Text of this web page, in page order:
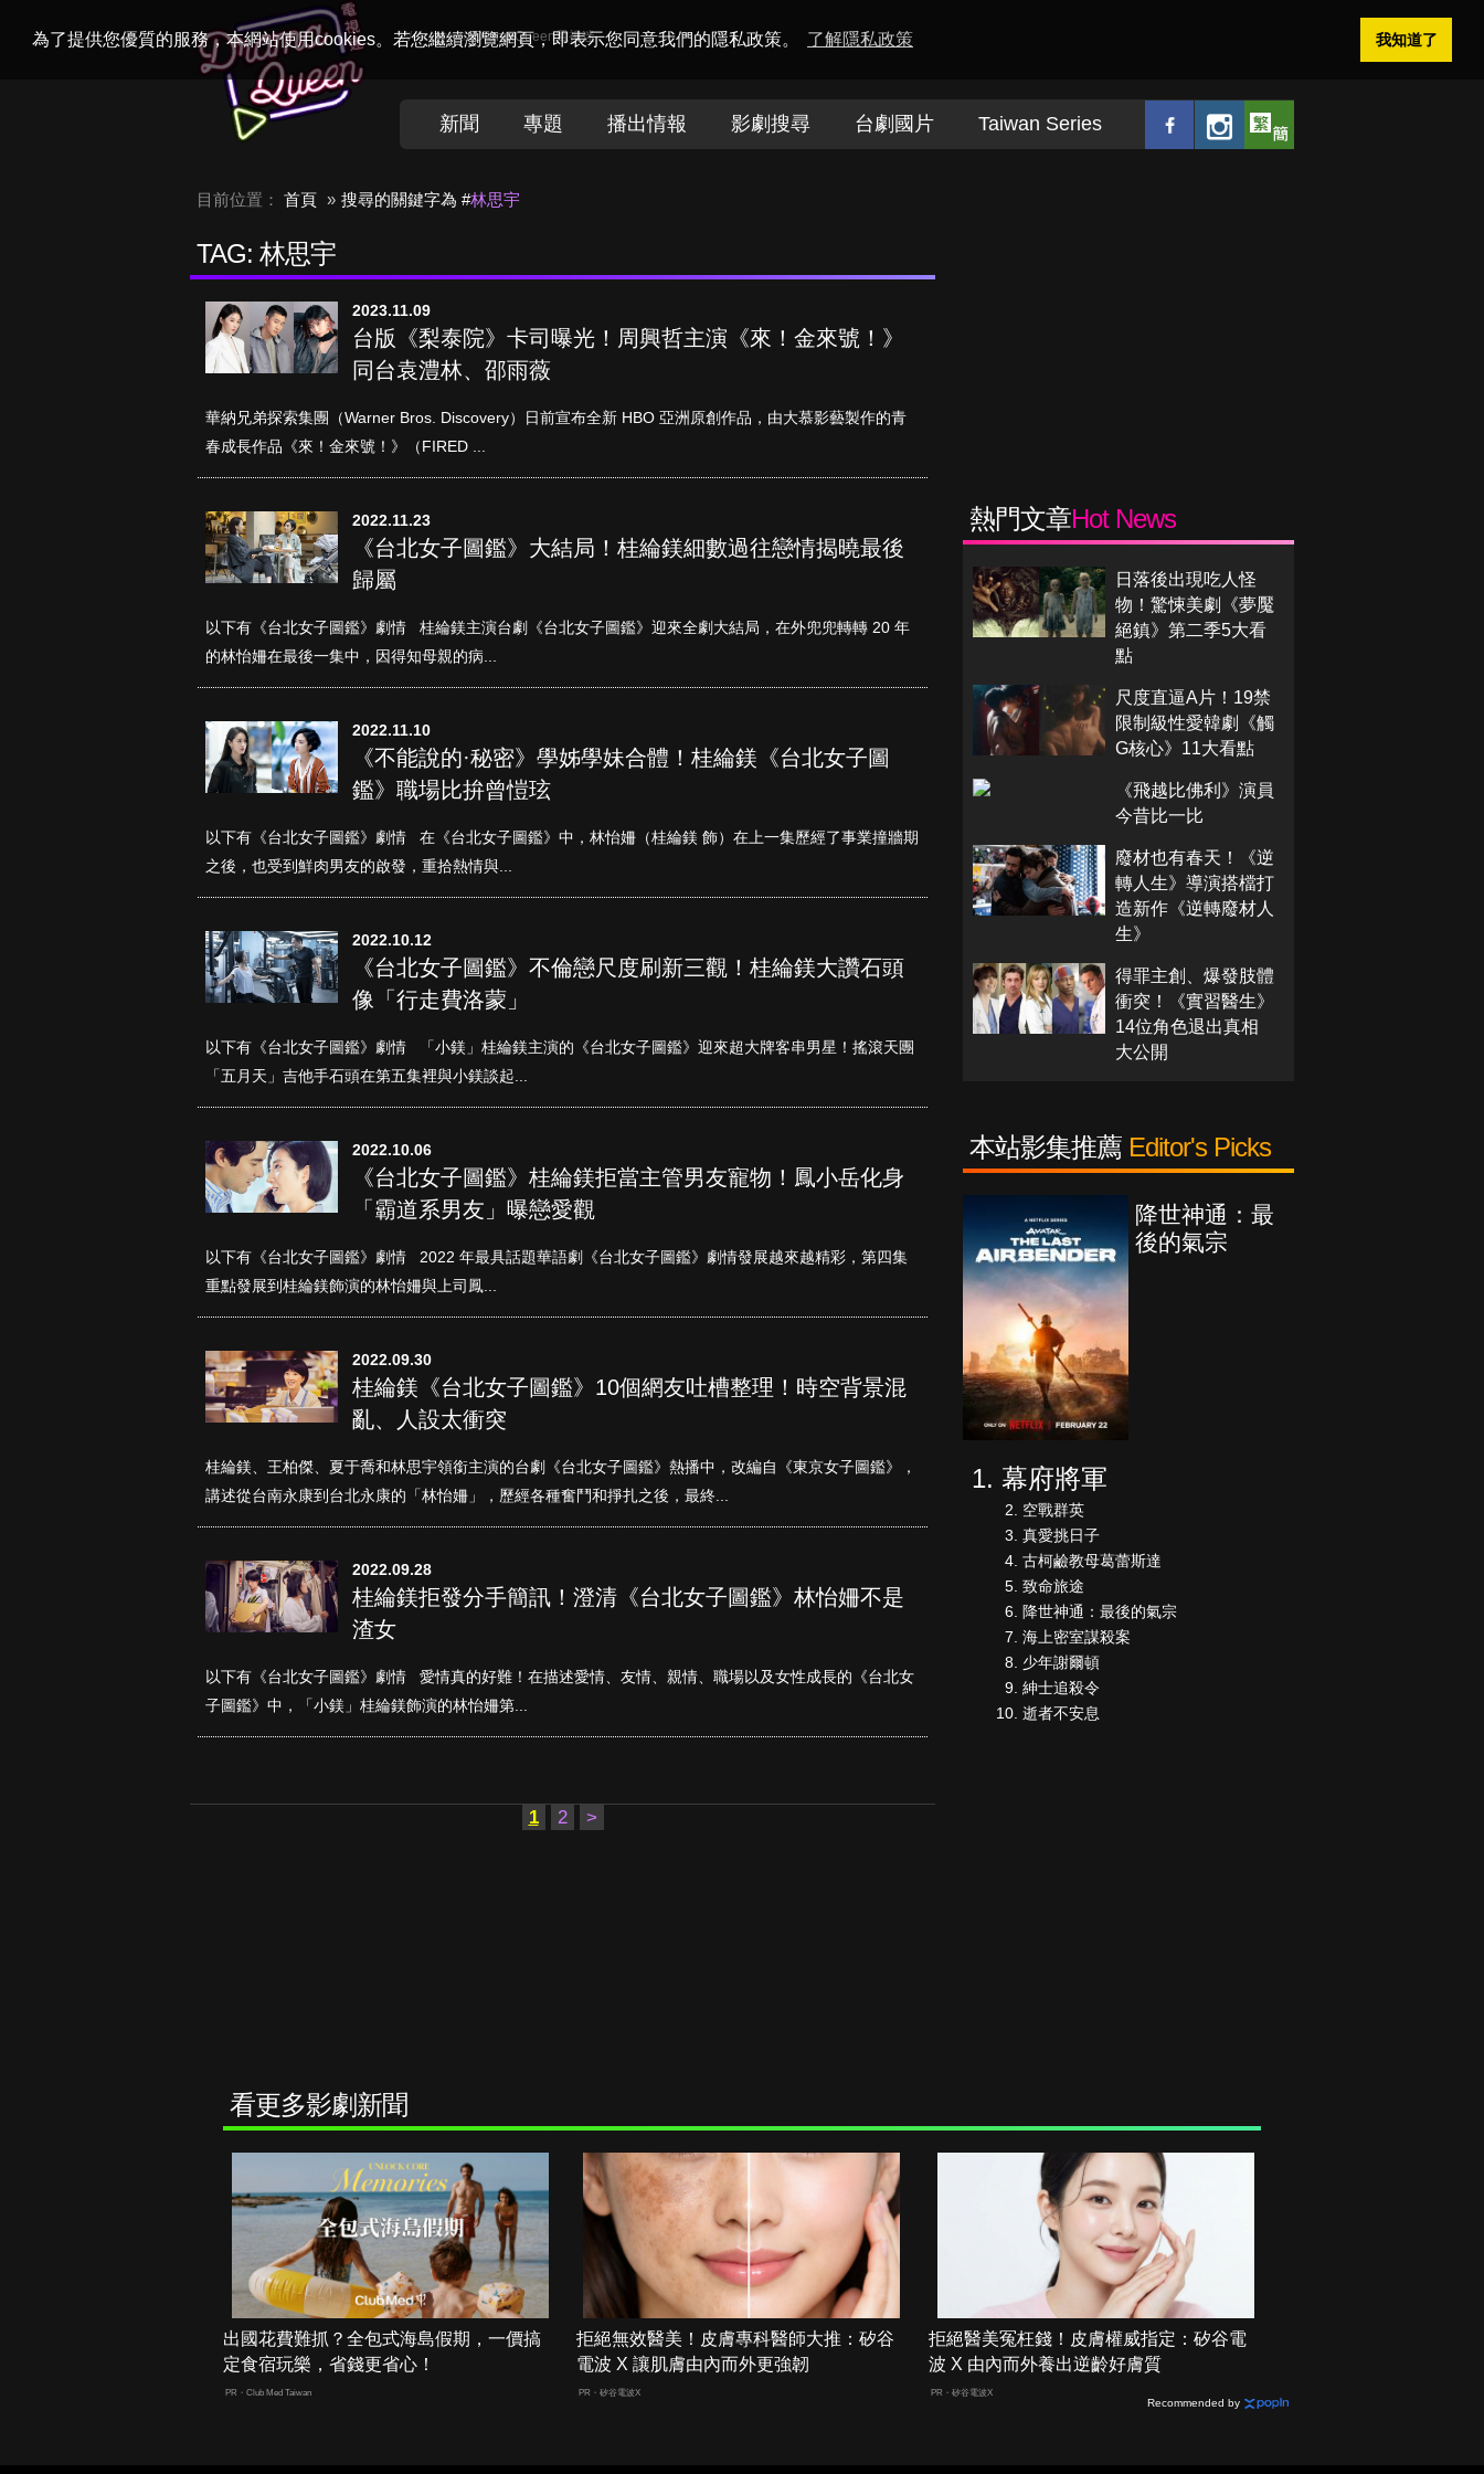
為了提供您優質的服務，本網站使用cookies。若您繼續瀏覽網頁，即表示您同意我們的隱私政策。 了解隱私政策 我知道了
Welcome toDramaQueen電視迷
新聞 專題 播出情報 影劇搜尋 台劇國片 Taiwan Series
目前位置： 首頁 搜尋的關鍵字為 #林思宇
TAG: 林思宇
2023.11.09
台版《梨泰院》卡司曝光！周興哲主演《來！金來號！》
同台袁澧林、邵雨薇
華納兄弟探索集團（Warner Bros. Discovery）日前宣布全新 HBO 亞洲原創作品，由大慕影藝製作的青
春成長作品《來！金來號！》（FIRED ...
2022.11.23
《台北女子圖鑑》大結局！桂綸鎂細數過往戀情揭曉最後
歸屬
以下有《台北女子圖鑑》劇情 桂綸鎂主演台劇《台北女子圖鑑》迎來全劇大結局，在外兜兜轉轉 20 年
的林怡姍在最後一集中，因得知母親的病...
2022.11.10
《不能說的·秘密》學姊學妹合體！桂綸鎂《台北女子圖
鑑》職場比拚曾愷玹
以下有《台北女子圖鑑》劇情 在《台北女子圖鑑》中，林怡姍（桂綸鎂 飾）在上一集歷經了事業撞牆期
之後，也受到鮮肉男友的啟發，重拾熱情與...
2022.10.12
《台北女子圖鑑》不倫戀尺度刷新三觀！桂綸鎂大讚石頭
像「行走費洛蒙」
以下有《台北女子圖鑑》劇情 「小鎂」桂綸鎂主演的《台北女子圖鑑》迎來超大牌客串男星！搖滾天團
「五月天」吉他手石頭在第五集裡與小鎂談起...
2022.10.06
《台北女子圖鑑》桂綸鎂拒當主管男友寵物！鳳小岳化身
「霸道系男友」曝戀愛觀
以下有《台北女子圖鑑》劇情 2022 年最具話題華語劇《台北女子圖鑑》劇情發展越來越精彩，第四集
重點發展到桂綸鎂飾演的林怡姍與上司鳳...
2022.09.30
桂綸鎂《台北女子圖鑑》10個網友吐槽整理！時空背景混
亂、人設太衝突
桂綸鎂、王柏傑、夏于喬和林思宇領銜主演的台劇《台北女子圖鑑》熱播中，改編自《東京女子圖鑑》，
講述從台南永康到台北永康的「林怡姍」，歷經各種奮鬥和掙扎之後，最終...
2022.09.28
桂綸鎂拒發分手簡訊！澄清《台北女子圖鑑》林怡姍不是
渣女
以下有《台北女子圖鑑》劇情 愛情真的好難！在描述愛情、友情、親情、職場以及女性成長的《台北女
子圖鑑》中，「小鎂」桂綸鎂飾演的林怡姍第...
1 2 >
熱門文章Hot News
日落後出現吃人怪
物！驚悚美劇《夢魘
絕鎮》第二季5大看
點
尺度直逼A片！19禁
限制級性愛韓劇《觸
G核心》11大看點
《飛越比佛利》演員
今昔比一比
廢材也有春天！《逆
轉人生》導演搭檔打
造新作《逆轉廢材人
生》
得罪主創、爆發肢體
衝突！《實習醫生》
14位角色退出真相
大公開
本站影集推薦 Editor's Picks
真愛挑日子
古柯鹼教母葛
降世神通：最
後的氣宗
幕府將軍
空戰群英
真愛挑日子
古柯鹼教母葛蕾斯達
致命旅途
降世神通：最後的氣宗
海上密室謀殺案
少年謝爾頓
紳士追殺令
逝者不安息
看更多影劇新聞
出國花費難抓？全包式海島假期，一價搞
定食宿玩樂，省錢更省心！
PR・Club Med Taiwan
拒絕無效醫美！皮膚專科醫師大推：矽谷
電波 X 讓肌膚由內而外更強韌
PR・矽谷電波X
拒絕醫美冤枉錢！皮膚權威指定：矽谷電
波 X 由內而外養出逆齡好膚質
PR・矽谷電波X
Recommended by